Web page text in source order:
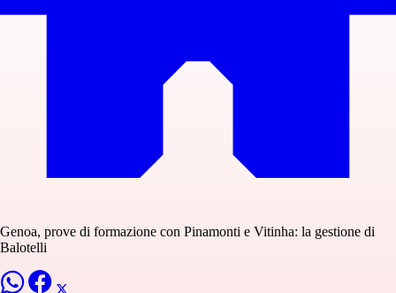
Genoa, prove di formazione con Pinamonti e Vitinha: la gestione di
Balotelli